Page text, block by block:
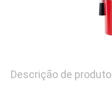
Descrição de produto